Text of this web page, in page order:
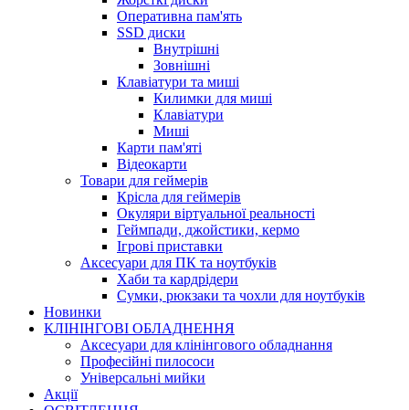
Оперативна пам'ять
SSD диски
Внутрішні
Зовнішні
Клавіатури та миші
Килимки для миші
Клавіатури
Миші
Карти пам'яті
Відеокарти
Товари для геймерів
Крісла для геймерів
Окуляри віртуальної реальності
Геймпади, джойстики, кермо
Ігрові приставки
Аксесуари для ПК та ноутбуків
Хаби та кардрідери
Сумки, рюкзаки та чохли для ноутбуків
Новинки
КЛІНІНГОВІ ОБЛАДНЕННЯ
Аксесуари для клінінгового обладнання
Професійні пилососи
Універсальні мийки
Акції